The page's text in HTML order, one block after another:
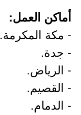
أماكن العمل:
- مكة المكرمة.
- جدة.
- الرياض.
- القصيم.
- الدمام.